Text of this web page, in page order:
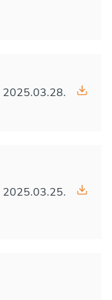
2025.03.28.
2025.03.25.